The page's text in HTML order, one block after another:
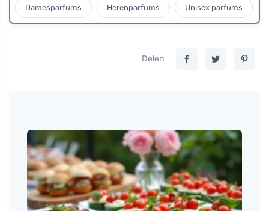
Damesparfums Herenparfums Unisex parfums
Delen